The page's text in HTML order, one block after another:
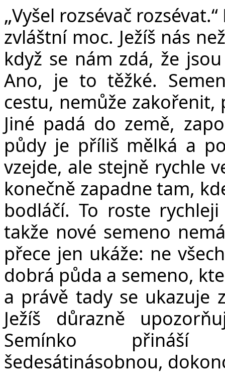
„Vyšel rozsévač
zvláštní moc. Ježíš nás
když se nám zdá, že
Ano, je to těžké.
cestu, nemůže
Jiné padá do země,
půdy je příliš mělká a
vzejde, ale stejně rychle
konečně zapadne tam,
bodláčí. To roste
takže nové semeno
přece jen ukáže: ne
dobrá půda a semeno,
a právě tady se ukazuje
Ježíš důrazně
Semínko přináší
šedesátinásobnou,